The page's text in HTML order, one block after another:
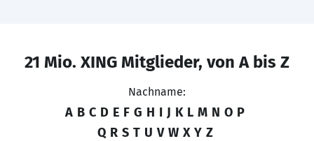
21 Mio. XING Mitglieder, von A bis Z
Nachname:
A B C D E F G H I J K L M N O P
Q R S T U V W X Y Z